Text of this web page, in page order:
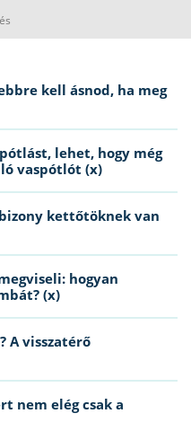
kell ásnod, ha meg
lehet, hogy még
vaspótlót (x)
kettőtöknek van
hogyan
(x)
A visszatérő
nem elég csak a